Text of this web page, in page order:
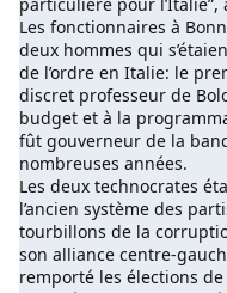
Les fonctionnaires à
deux hommes qui
de l’ordre en Italie: le
discret professeur de
budget et à la
fût gouverneur de la
nombreuses années.
Les deux technocrates
l’ancien système des
tourbillons de la
son alliance centre-
remporté les élections de